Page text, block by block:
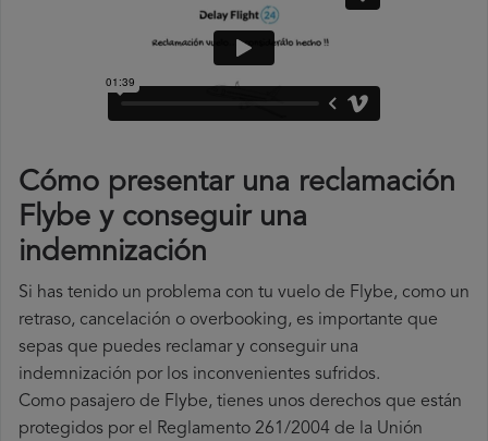
Cómo presentar una reclamación
Flybe y conseguir una
indemnización
Si has tenido un problema con tu vuelo de Flybe, como un
retraso, cancelación o overbooking, es importante que
sepas que puedes reclamar y conseguir una
indemnización por los inconvenientes sufridos.
Como pasajero de Flybe, tienes unos derechos que están
protegidos por el Reglamento 261/2004 de la Unión